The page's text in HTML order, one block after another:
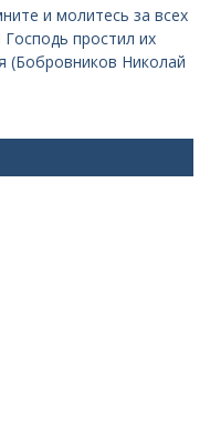
и молитесь за всех
простил их
(Бобровников Николай